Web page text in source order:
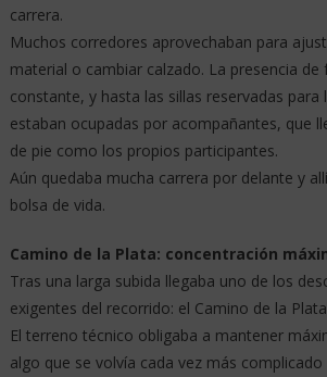
carrera.
Muchos corredores aprovechaban para
material o cambiar calzado. La presencia de
constante, y hasta las sillas reservadas para
estaban ocupadas por acompañantes, que
de pie como los propios participantes.
Aún quedaba mucha carrera por delante y
bolsa de vida.
Camino de la Plata: concentración
Tras una larga subida llegaba uno de los
exigentes del recorrido: el Camino de la
El terreno técnico obligaba a mantener
algo que se volvía cada vez más